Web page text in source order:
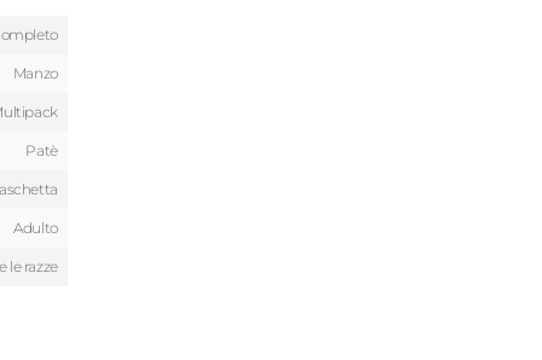
Manzo
Patè
Adulto
le razze